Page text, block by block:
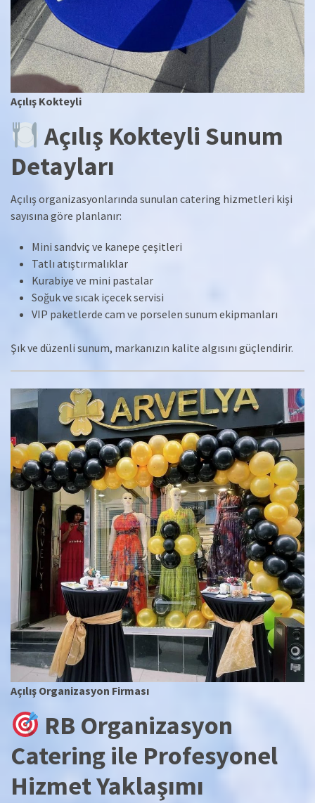
Açılış Kokteyli
Açılış Kokteyli Sunum
Detayları
Açılış organizasyonlarında sunulan catering hizmetleri kişi
sayısına göre planlanır:
Mini sandviç ve kanepe çeşitleri
Tatlı atıştırmalıklar
Kurabiye ve mini pastalar
Soğuk ve sıcak içecek servisi
VIP paketlerde cam ve porselen sunum ekipmanları
Şık ve düzenli sunum, markanızın kalite algısını güçlendirir.
Açılış Organizasyon Firması
RB Organizasyon
Catering ile Profesyonel
Hizmet Yaklaşımı